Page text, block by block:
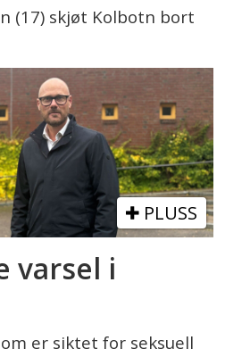
(17) skjøt Kolbotn bort
PLUSS
varsel i
er siktet for seksuell